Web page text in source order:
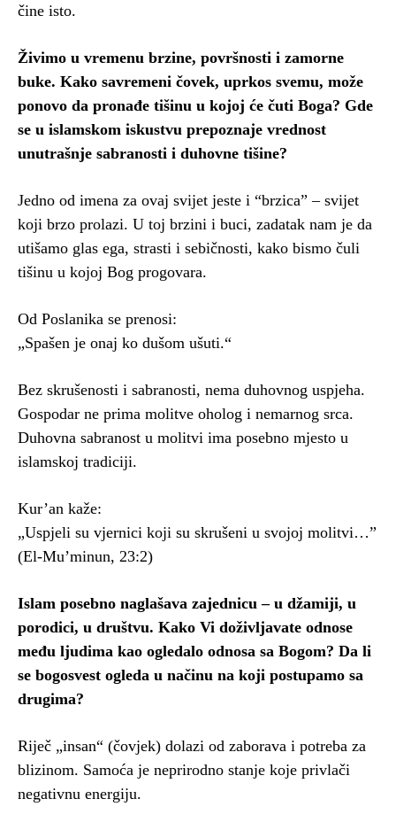
čine isto.
Živimo u vremenu brzine, površnosti i zamorne
buke. Kako savremeni čovek, uprkos svemu, može
ponovo da pronađe tišinu u kojoj će čuti Boga? Gde
se u islamskom iskustvu prepoznaje vrednost
unutrašnje sabranosti i duhovne tišine?
Jedno od imena za ovaj svijet jeste i “brzica” – svijet
koji brzo prolazi. U toj brzini i buci, zadatak nam je da
utišamo glas ega, strasti i sebičnosti, kako bismo čuli
tišinu u kojoj Bog progovara.
Od Poslanika se prenosi:
„Spašen je onaj ko dušom ušuti.“
Bez skrušenosti i sabranosti, nema duhovnog uspjeha.
Gospodar ne prima molitve oholog i nemarnog srca.
Duhovna sabranost u molitvi ima posebno mjesto u
islamskoj tradiciji.
Kur’an kaže:
„Uspjeli su vjernici koji su skrušeni u svojoj molitvi…”
(El-Mu’minun, 23:2)
Islam posebno naglašava zajednicu – u džamiji, u
porodici, u društvu. Kako Vi doživljavate odnose
među ljudima kao ogledalo odnosa sa Bogom? Da li
se bogosvest ogleda u načinu na koji postupamo sa
drugima?
Riječ „insan“ (čovjek) dolazi od zaborava i potreba za
blizinom. Samoća je neprirodno stanje koje privlači
negativnu energiju.